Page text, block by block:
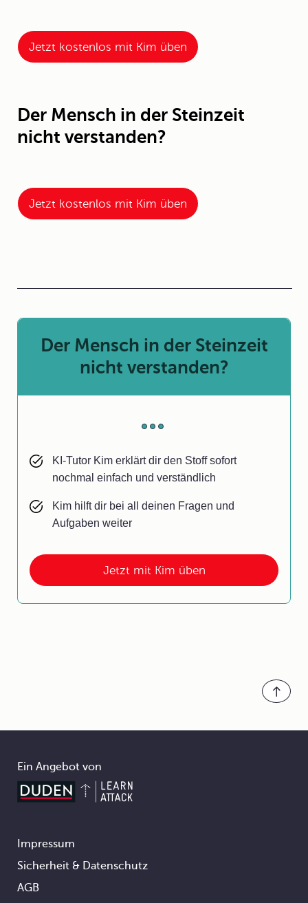
Jetzt kostenlos mit Kim üben
Der Mensch in der Steinzeit
nicht verstanden?
Jetzt kostenlos mit Kim üben
Jetzt mit Kim üben
Der Mensch in der Steinzeit
nicht verstanden?
KI-Tutor Kim erklärt dir den Stoff sofort
nochmal einfach und verständlich
Kim hilft dir bei all deinen Fragen und
Aufgaben weiter
Ein Angebot von
Footer
Impressum
Sicherheit & Datenschutz
AGB